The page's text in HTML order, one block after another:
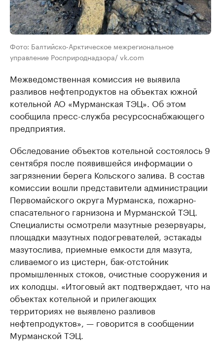
Фото: Балтийско-Арктическое межрегиональное
управление Росприроднадзора/ vk.com
Межведомственная комиссия не выявила
разливов нефтепродуктов на объектах южной
котельной АО «Мурманская ТЭЦ». Об этом
сообщила пресс-служба ресурсоснабжающего
предприятия.
Обследование объектов котельной состоялось 9
сентября после появившейся информации о
загрязнении берега Кольского залива. В состав
комиссии вошли представители администрации
Первомайского округа Мурманска, пожарно-
спасательного гарнизона и Мурманской ТЭЦ.
Специалисты осмотрели мазутные резервуары,
площадки мазутных подогревателей, эстакады
мазутослива, приемные емкости для мазута,
сливаемого из цистерн, бак-отстойник
промышленных стоков, очистные сооружения и
их колодцы. «Итоговый акт подтверждает, что на
объектах котельной и прилегающих
территориях не выявлено разливов
нефтепродуктов», — говорится в сообщении
Мурманской ТЭЦ.